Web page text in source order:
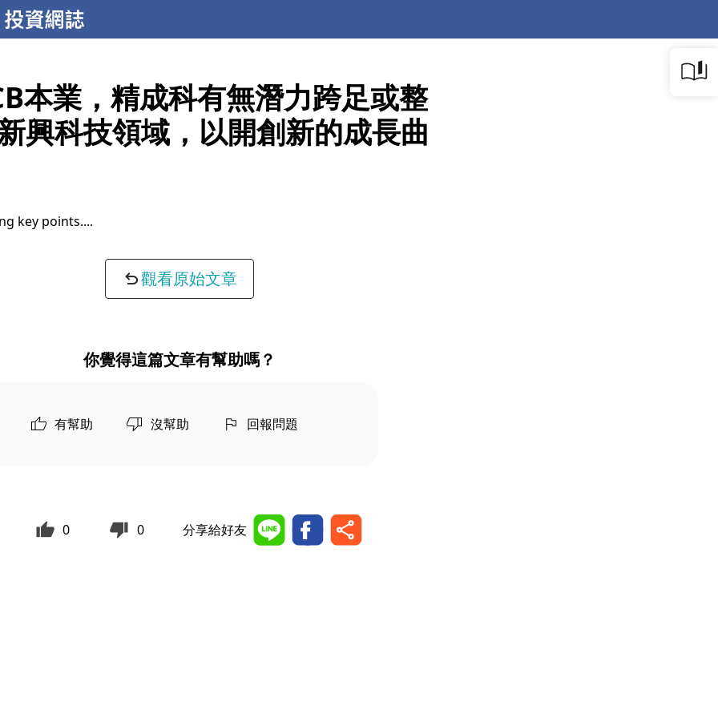
本業，精成科有無潛力跨足或整
興科技領域，以開創新的成長曲
key points...
觀看原始文章
你覺得這篇文章有幫助嗎？
有幫助 沒幫助 回報問題
0 0 分享給好友